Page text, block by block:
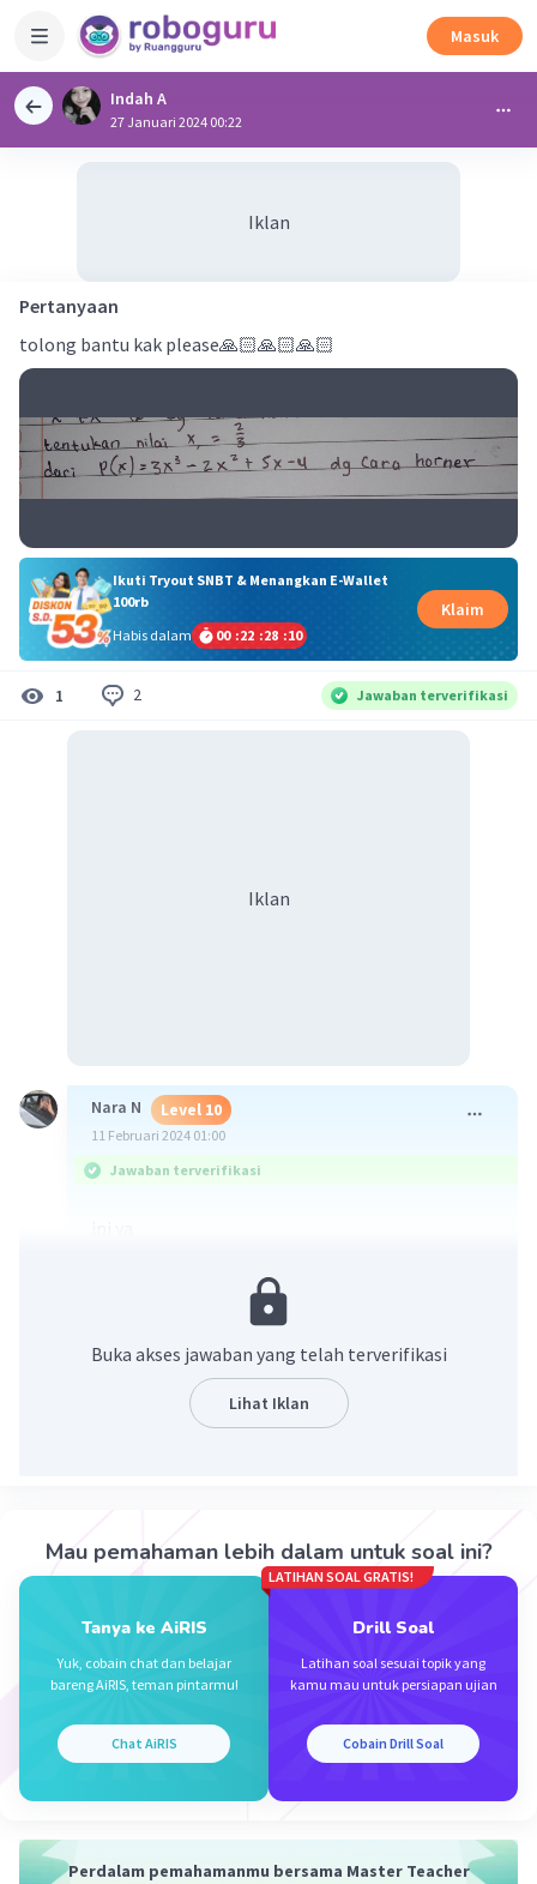
Masuk
Indah A
27 Januari 2024 00:22
Iklan
Pertanyaan
tolong bantu kak please🙏🏻🙏🏻🙏🏻
Ikuti Tryout SNBT & Menangkan E-Wallet
100rb
Habis dalam
00 :22 :28 :10
Klaim
1 2 Jawaban terverifikasi
Iklan
Nara N Level 10
11 Februari 2024 01:00
Jawaban terverifikasi
Edria F Level 54
Di bawah ini ya 👇
Buka akses jawaban yang telah terverifikasi
Lihat Iklan
Mau pemahaman lebih dalam untuk soal ini?
Tanya ke AiRIS
Yuk, cobain chat dan belajar
bareng AiRIS, teman pintarmu!
Chat AiRIS
LATIHAN SOAL GRATIS!
Drill Soal
Latihan soal sesuai topik yang
kamu mau untuk persiapan ujian
Cobain Drill Soal
Perdalam pemahamanmu bersama Master Teacher